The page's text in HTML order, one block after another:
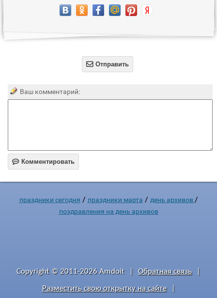
 Отправить
Ваш комментарий:
 Комментировать
праздники сегодня / праздники марта / день архивов /
поздравления на день архивов
Copyright © 2011-2026 Amdoit Обратная связь
Разместить свою открытку на сайте